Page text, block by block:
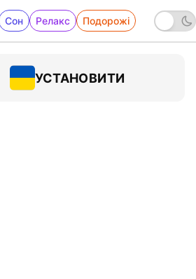
Сон Релакс Подорожі
УСТАНОВИТИ